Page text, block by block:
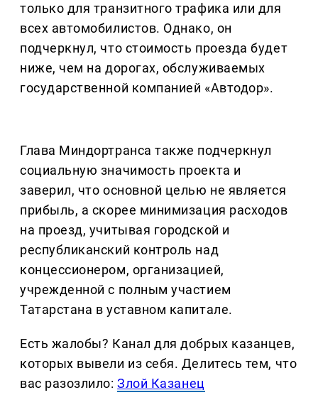
только для транзитного трафика или для
всех автомобилистов. Однако, он
подчеркнул, что стоимость проезда будет
ниже, чем на дорогах, обслуживаемых
государственной компанией «Автодор».
Глава Миндортранса также подчеркнул
социальную значимость проекта и
заверил, что основной целью не является
прибыль, а скорее минимизация расходов
на проезд, учитывая городской и
республиканский контроль над
концессионером, организацией,
учрежденной с полным участием
Татарстана в уставном капитале.
Есть жалобы? Канал для добрых казанцев,
которых вывели из себя. Делитеcь тем, что
вас разозлило:Злой Казанец